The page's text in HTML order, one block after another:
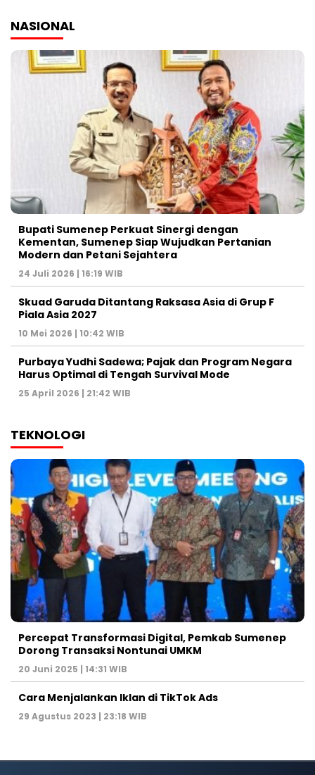
NASIONAL
Bupati Sumenep Perkuat Sinergi dengan
Kementan, Sumenep Siap Wujudkan Pertanian
Modern dan Petani Sejahtera
24 Juli 2026 | 16:19 WIB
Skuad Garuda Ditantang Raksasa Asia di Grup F
Piala Asia 2027
10 Mei 2026 | 10:42 WIB
Purbaya Yudhi Sadewa; Pajak dan Program Negara
Harus Optimal di Tengah Survival Mode
25 April 2026 | 21:42 WIB
TEKNOLOGI
Percepat Transformasi Digital, Pemkab Sumenep
Dorong Transaksi Nontunai UMKM
20 Juni 2025 | 14:31 WIB
Cara Menjalankan Iklan di TikTok Ads
29 Agustus 2023 | 23:18 WIB